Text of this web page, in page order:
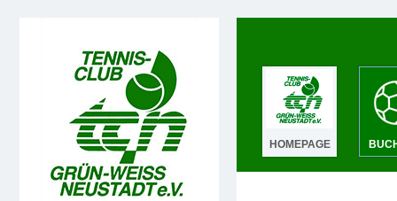
HOMEPAGE